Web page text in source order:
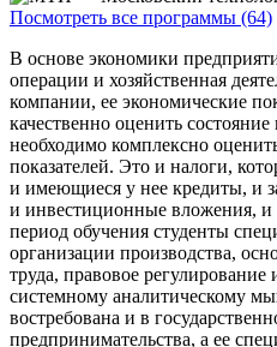
Посмотреть все программы (64)
В основе экономики
операции и хозяйственная
компании, ее экономические
качественно оценить
необходимо комплексно
показателей. Это и налоги,
и имеющиеся у нее кредиты, и
и инвестиционные вложения, и
период обучения студенты
организации производства,
труда, правовое регулирование
системному аналитическому
востребована и в
предпринимательства, а ее